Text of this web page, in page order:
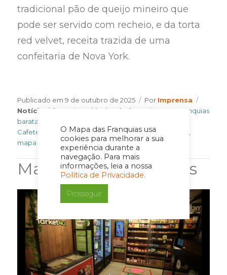
O Mapa das Franquias usa
cookies para melhorar a sua
experiência durante a
navegação. Para mais
informações, leia a nossa
Política de Privacidade.
Prosseguir
tradicional pão de queijo mineiro que
pode ser servido com recheio, e da torta
red velvet, receita trazida de uma
confeitaria de Nova York.
Publicado em9 de outubro de 2025 Por Author
Imprensa
Notícia
Tags
franquia mr black cafe franquias 2025
Franquias
baratas
Cafeterias
franquias lucrativas,franquias para investir
mapa das franquias
Matérias Relacionadas